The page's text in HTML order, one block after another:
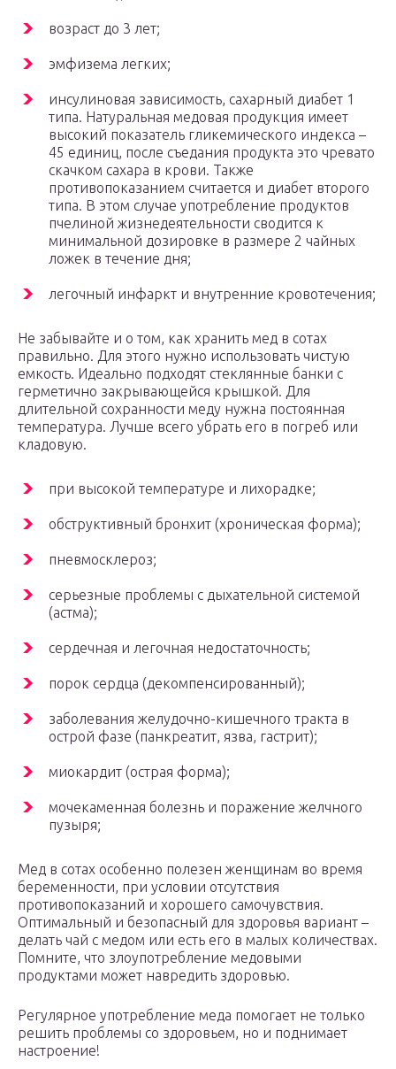
возраст до 3 лет;
эмфизема легких;
инсулиновая зависимость, сахарный диабет 1
типа. Натуральная медовая продукция имеет
высокий показатель гликемического индекса –
45 единиц, после съедания продукта это чревато
скачком сахара в крови. Также
противопоказанием считается и диабет второго
типа. В этом случае употребление продуктов
пчелиной жизнедеятельности сводится к
минимальной дозировке в размере 2 чайных
ложек в течение дня;
легочный инфаркт и внутренние кровотечения;
Не забывайте и о том, как хранить мед в сотах
правильно. Для этого нужно использовать чистую
емкость. Идеально подходят стеклянные банки с
герметично закрывающейся крышкой. Для
длительной сохранности меду нужна постоянная
температура. Лучше всего убрать его в погреб или
кладовую.
при высокой температуре и лихорадке;
обструктивный бронхит (хроническая форма);
пневмосклероз;
серьезные проблемы с дыхательной системой
(астма);
сердечная и легочная недостаточность;
порок сердца (декомпенсированный);
заболевания желудочно-кишечного тракта в
острой фазе (панкреатит, язва, гастрит);
миокардит (острая форма);
мочекаменная болезнь и поражение желчного
пузыря;
Мед в сотах особенно полезен женщинам во время
беременности, при условии отсутствия
противопоказаний и хорошего самочувствия.
Оптимальный и безопасный для здоровья вариант –
делать чай с медом или есть его в малых количествах.
Помните, что злоупотребление медовыми
продуктами может навредить здоровью.
Регулярное употребление меда помогает не только
решить проблемы со здоровьем, но и поднимает
настроение!